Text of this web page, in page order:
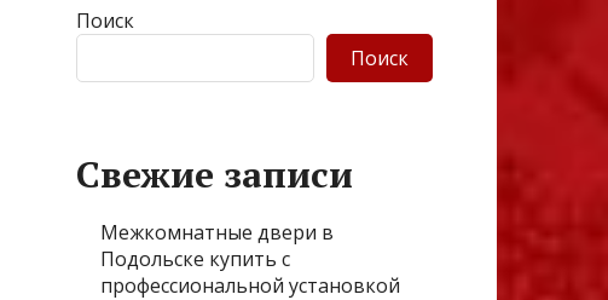
Поиск
Поиск
Свежие записи
Межкомнатные двери в
Подольске купить с
профессиональной установкой